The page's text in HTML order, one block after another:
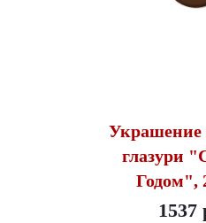
Украшение
глазури
Годом",
1537